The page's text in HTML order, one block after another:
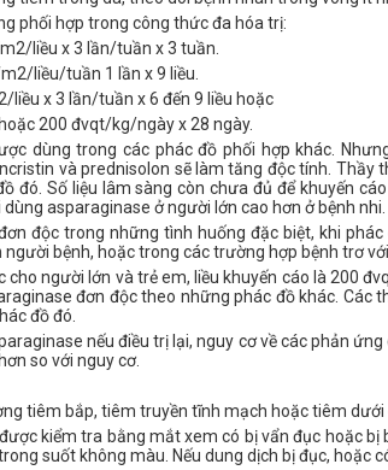
phối hợp trong công thức đa hóa trị:
liều x 3 lần/tuần x 3 tuần.
liều/tuần 1 lần x 9 liều.
x 3 lần/tuần x 6 đến 9 liều hoặc
200 đvqt/kg/ngày x 28 ngày.
dùng trong các phác đồ phối hợp khác.
và prednisolon sẽ làm tăng độc tính. Thầy
đó. Số liệu lâm sàng còn chưa đủ để khuyến
dùng asparaginase ở người lớn cao hơn ở bệnh nhi.
độc trong những tình huống đặc biệt, khi
người bệnh, hoặc trong các trường hợp bệnh trơ
cho người lớn và trẻ em, liều khuyến cáo là 200
đơn độc theo những phác đồ khác. Các
đồ đó.
nếu điều trị lại, nguy cơ về các phản
so với nguy cơ.
tiêm bắp, tiêm truyền tĩnh mạch hoặc tiêm dưới
kiểm tra bằng mắt xem có bị vẩn đục hoặc bị
suốt không màu. Nếu dung dịch bị đục, hoặc